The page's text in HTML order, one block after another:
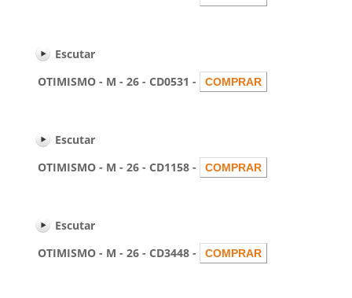
Escutar
OTIMISMO - M - 26 - CD0531 -
Escutar
OTIMISMO - M - 26 - CD1158 -
Escutar
OTIMISMO - M - 26 - CD3448 -